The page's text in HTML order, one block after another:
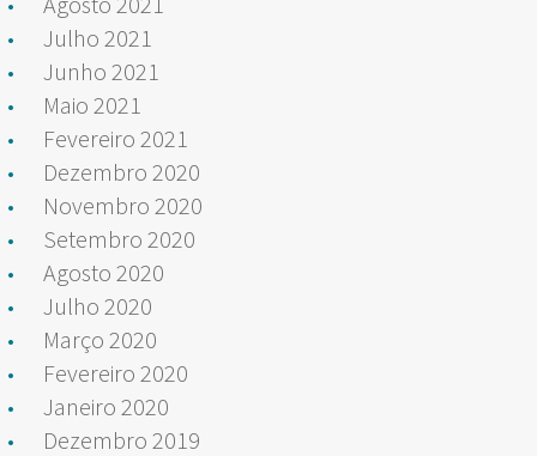
Julho 2021
Junho 2021
Maio 2021
Fevereiro 2021
Dezembro 2020
Novembro 2020
Setembro 2020
Agosto 2020
Julho 2020
Março 2020
Fevereiro 2020
Janeiro 2020
Dezembro 2019